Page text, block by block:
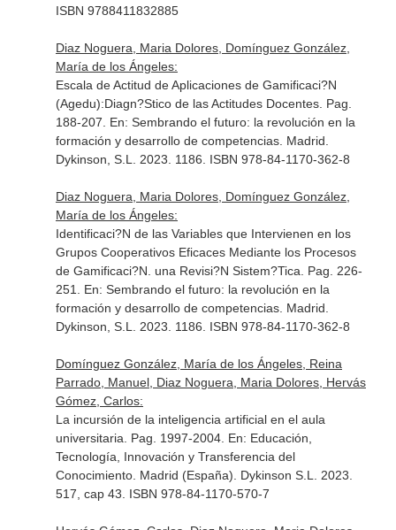
ISBN 9788411832885
Diaz Noguera, Maria Dolores, Domínguez González,
María de los Ángeles:
Escala de Actitud de Aplicaciones de Gamificaci?N
(Agedu):Diagn?Stico de las Actitudes Docentes. Pag.
188-207. En: Sembrando el futuro: la revolución en la
formación y desarrollo de competencias. Madrid.
Dykinson, S.L. 2023. 1186. ISBN 978-84-1170-362-8
Diaz Noguera, Maria Dolores, Domínguez González,
María de los Ángeles:
Identificaci?N de las Variables que Intervienen en los
Grupos Cooperativos Eficaces Mediante los Procesos
de Gamificaci?N. una Revisi?N Sistem?Tica. Pag. 226-
251. En: Sembrando el futuro: la revolución en la
formación y desarrollo de competencias. Madrid.
Dykinson, S.L. 2023. 1186. ISBN 978-84-1170-362-8
Domínguez González, María de los Ángeles, Reina
Parrado, Manuel, Diaz Noguera, Maria Dolores, Hervás
Gómez, Carlos:
La incursión de la inteligencia artificial en el aula
universitaria. Pag. 1997-2004. En: Educación,
Tecnología, Innovación y Transferencia del
Conocimiento. Madrid (España). Dykinson S.L. 2023.
517, cap 43. ISBN 978-84-1170-570-7